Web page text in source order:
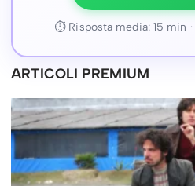
⏱ Risposta media: 15 min ·
ARTICOLI PREMIUM